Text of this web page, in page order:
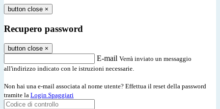
button close ×
Recupero password
button close ×
E-mail Verrà inviato un messaggio
all'indirizzo indicato con le istruzioni necessarie.
Non hai una e-mail associata al nome utente? Effettua il reset della password
tramite la Login Spaggiari